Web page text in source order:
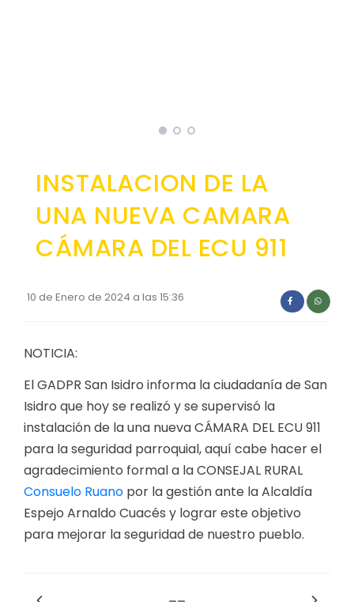
Plan Operativo Anual - POA
PRESUPUESTO: EJECUCIÓN Y REPORTES
Cédulas presupuestarias y balances
Procesos de contratación
INSTALACION DE LA
UNA NUEVA CAMARA
CÁMARA DEL ECU 911
10 de Enero de 2024 a las 15:36
NOTICIA:
El GADPR San Isidro informa la ciudadanía de San
Isidro que hoy se realizó y se supervisó la
instalación de la una nueva CÁMARA DEL ECU 911
para la seguridad parroquial, aquí cabe hacer el
agradecimiento formal a la CONSEJAL RURAL
Consuelo Ruano por la gestión ante la Alcaldía
Espejo Arnaldo Cuacés y lograr este objetivo
para mejorar la seguridad de nuestro pueblo.